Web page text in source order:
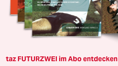
taz FUTURZWEI im Abo entdecken